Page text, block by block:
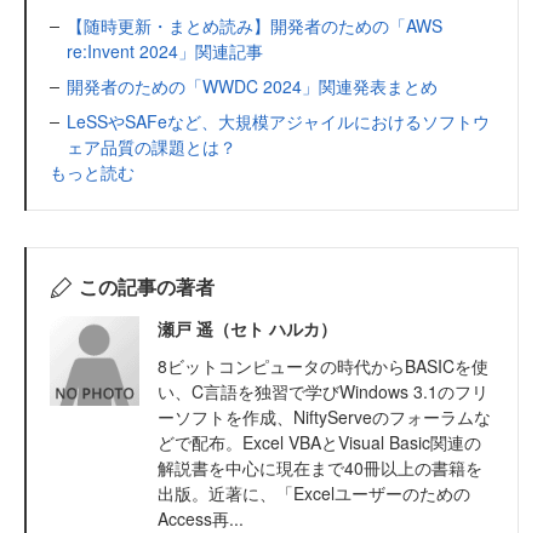
【随時更新・まとめ読み】開発者のための「AWS
re:Invent 2024」関連記事
開発者のための「WWDC 2024」関連発表まとめ
LeSSやSAFeなど、大規模アジャイルにおけるソフトウ
ェア品質の課題とは？
もっと読む
この記事の著者
瀬戸 遥（セト ハルカ）
8ビットコンピュータの時代からBASICを使
い、C言語を独習で学びWindows 3.1のフリ
ーソフトを作成、NiftyServeのフォーラムな
どで配布。Excel VBAとVisual Basic関連の
解説書を中心に現在まで40冊以上の書籍を
出版。近著に、「Excelユーザーのための
Access再...